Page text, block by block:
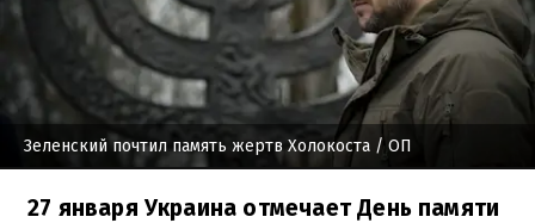
Зеленский почтил память жертв Холокоста / ОП
27 января Украина отмечает День памяти